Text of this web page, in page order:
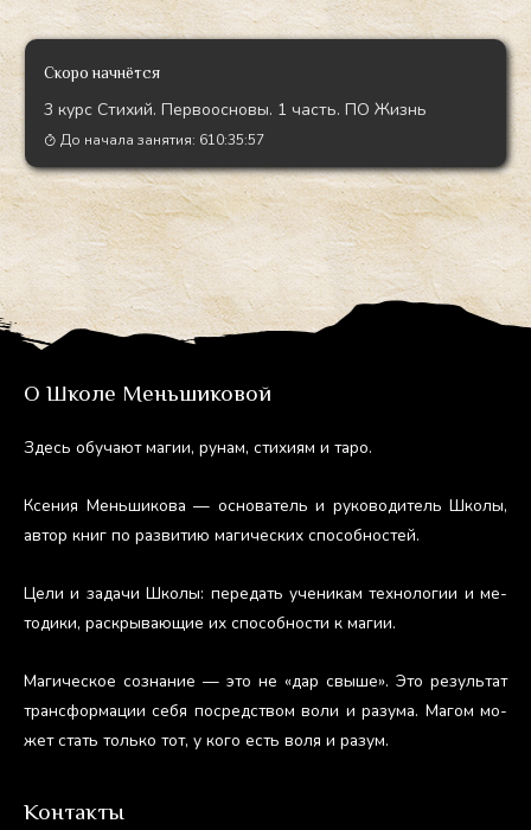
Скоро начнётся
3 курс Стихий. Первоосновы. 1 часть. ПО Жизнь
До начала занятия: 610:35:56
О Школе Меньшиковой
Здесь обу­ча­ют ма­гии, ру­нам, сти­хи­ям и та­ро.
Ксе­ния Мень­ши­кова — ос­но­ватель и ру­ково­дитель Шко­лы,
ав­тор книг по раз­ви­тию ма­гичес­ких спо­соб­ностей.
Це­ли и за­дачи Шко­лы: пе­редать уче­никам тех­но­логии и ме­
тоди­ки, рас­кры­ва­ющие их спо­соб­ности к ма­гии.
Ма­гичес­кое соз­на­ние — это не «дар свы­ше». Это ре­зуль­тат
тран­сфор­ма­ции се­бя пос­редс­твом во­ли и ра­зума. Ма­гом мо­
жет стать толь­ко тот, у ко­го есть во­ля и ра­зум.
Контакты